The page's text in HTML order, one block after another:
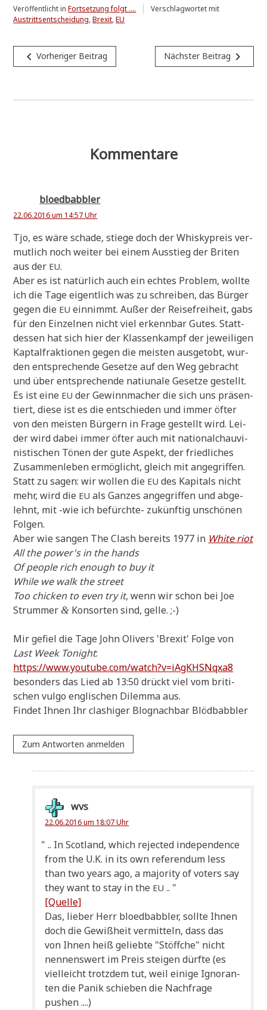
Veröffentlicht inFortsetzung folgt ....
Verschlagwortet mit
Austrittsentscheidung,Brexit,EU
Beitragsnavigation
navigate_beforeVorheriger Beitrag Nächster Beitrag navigate_next
Kommentare
bloedbabbler
22.06.2016 um 14:57 Uhr
Tjo, es wäre scha­de, stie­ge doch der Whis­ky­preis ver­
mut­lich noch wei­ter bei einem Aus­stieg der Bri­ten
aus der EU.
Aber es ist natür­lich auch ein ech­tes Pro­blem, woll­te
ich die Tage eigent­lich was zu schrei­ben, das Bür­ger
gegen die EU ein­nimmt. Außer der Rei­se­frei­heit, gabs
für den Ein­zel­nen nicht viel erkenn­bar Gutes. Statt­
des­sen hat sich hier der Klas­sen­kampf der jewei­li­gen
Kap­tal­frak­tio­nen gegen die mei­sten aus­ge­tobt, wur­
den ent­spre­chen­de Geset­ze auf den Weg gebracht
und über ent­spre­chen­de nati­u­na­le Geset­ze gestellt.
Es ist eine EU der Gewinn­ma­cher die sich uns prä­sen­
tiert, die­se ist es die ent­schie­den und immer öfter
von den mei­sten Bür­gern in Fra­ge gestellt wird. Lei­
der wird dabei immer öfter auch mit natio­nal­chau­vi­
ni­sti­schen Tönen der gute Aspekt, der fried­li­ches
Zusam­men­le­ben ermög­licht, gleich mit ange­grif­fen.
Statt zu sagen: wir wol­len die EU des Kapi­tals nicht
mehr, wird die EU als Gan­zes ange­grif­fen und abge­
lehnt, mit -wie ich befürch­te- zukünf­tig unschö­nen
Folgen.
Aber wie san­gen The Clash bereits 1977 in White riot
All the power's in the hands
Of peo­p­le rich enough to buy it
While we walk the street
Too chicken to even try it, wenn wir schon bei Joe
Strum­mer& Kon­sor­ten sind, gelle. ;-)
Mir gefiel die Tage John Oli­vers 'Brexit' Fol­ge von
Last Week Tonight:
https://www.youtube.com/watch?v=iAgKHSNqxa8
beson­ders das Lied ab 13:50 drückt viel vom bri­ti­
schen vul­go eng­li­schen Dilem­ma aus.
Fin­det Ihnen Ihr cla­shi­ger Blog­nach­bar Blödbabbler
Zum Antworten anmelden
wvs
22.06.2016 um 18:07 Uhr
" .. In Scot­land, which rejec­ted inde­pen­dence
from the U.K. in its own refe­ren­dum less
than two years ago, a majo­ri­ty of voters say
they want to stay in the EU .. "
[Quel­le]
Das, lie­ber Herr bloed­bab­b­ler, soll­te Ihnen
doch die Gewiß­heit ver­mit­teln, dass das
von Ihnen heiß gelieb­te "Stöff­che" nicht
nen­nens­wert im Preis stei­gen dürf­te (es
viel­leicht trotz­dem tut, weil eini­ge Igno­ran­
ten die Panik schie­ben die Nach­fra­ge
pushen ....)